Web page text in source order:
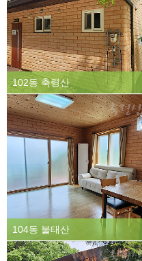
102동 축령산
104동 불태산